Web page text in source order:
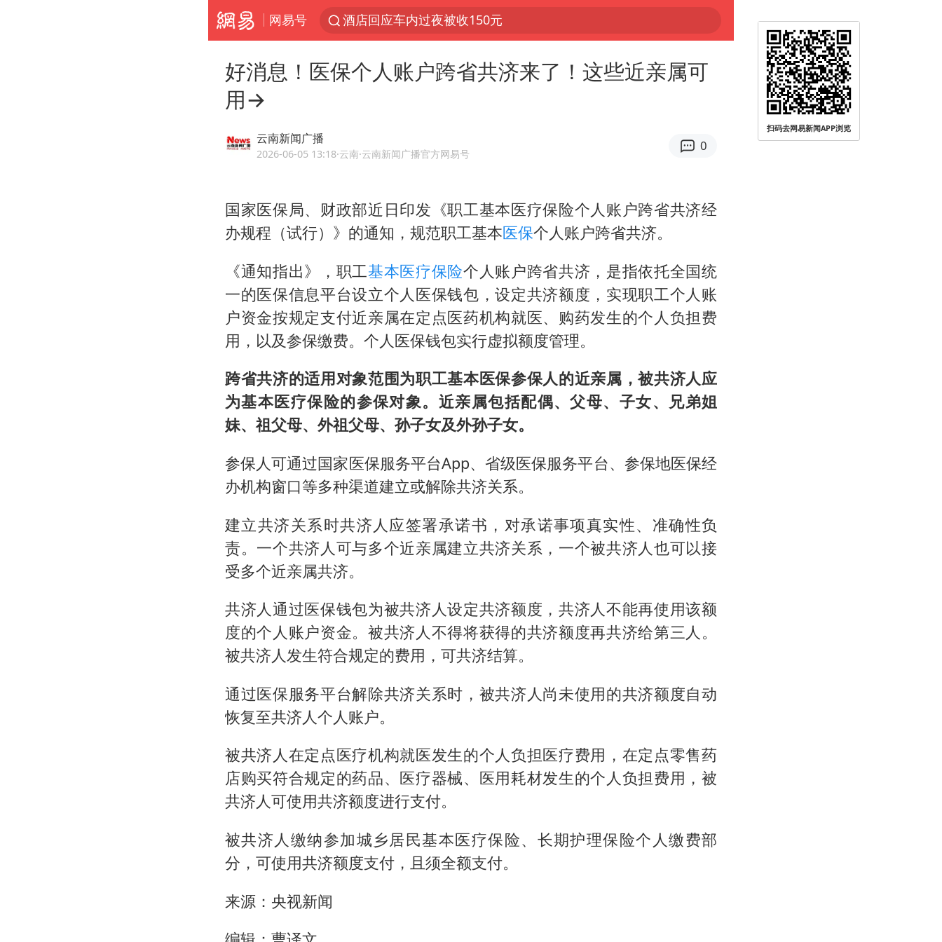
网易号
酒店回应车内过夜被收150元
“六爷”挂一颗出场
视频丨中国东方电气集团原党组副书记、董事宋致远被查
牛津大学一纸声明甩不了锅
女主硬加吻戏短剧已下架
包文婧：二胎很难一碗水端平
浙江台州《告全体市民书》
香港宏福苑火灾或由烟头引起
黄金创今年来最大单周涨幅
郑丽文：台湾从来没有“独立”过
网传《披荆斩棘2026》名单
人民的健康、体质、幸福一脉相承
好消息！医保个人账户跨省共济来了！这些近亲属可
用→
云南新闻广播
2026-06-05 13:18·云南·云南新闻广播官方网易号
0
国家医保局、财政部近日印发《职工基本医疗保险个人账户跨省共济经
办规程（试行）》的通知，规范职工基本医保个人账户跨省共济。
《通知指出》，职工基本医疗保险个人账户跨省共济，是指依托全国统
一的医保信息平台设立个人医保钱包，设定共济额度，实现职工个人账
户资金按规定支付近亲属在定点医药机构就医、购药发生的个人负担费
用，以及参保缴费。个人医保钱包实行虚拟额度管理。
跨省共济的适用对象范围为职工基本医保参保人的近亲属，被共济人应
为基本医疗保险的参保对象。近亲属包括配偶、父母、子女、兄弟姐
妹、祖父母、外祖父母、孙子女及外孙子女。
参保人可通过国家医保服务平台App、省级医保服务平台、参保地医保经
办机构窗口等多种渠道建立或解除共济关系。
建立共济关系时共济人应签署承诺书，对承诺事项真实性、准确性负
责。一个共济人可与多个近亲属建立共济关系，一个被共济人也可以接
受多个近亲属共济。
共济人通过医保钱包为被共济人设定共济额度，共济人不能再使用该额
度的个人账户资金。被共济人不得将获得的共济额度再共济给第三人。
被共济人发生符合规定的费用，可共济结算。
通过医保服务平台解除共济关系时，被共济人尚未使用的共济额度自动
恢复至共济人个人账户。
被共济人在定点医疗机构就医发生的个人负担医疗费用，在定点零售药
店购买符合规定的药品、医疗器械、医用耗材发生的个人负担费用，被
共济人可使用共济额度进行支付。
被共济人缴纳参加城乡居民基本医疗保险、长期护理保险个人缴费部
分，可使用共济额度支付，且须全额支付。
来源：央视新闻
扫码去网易新闻APP浏览